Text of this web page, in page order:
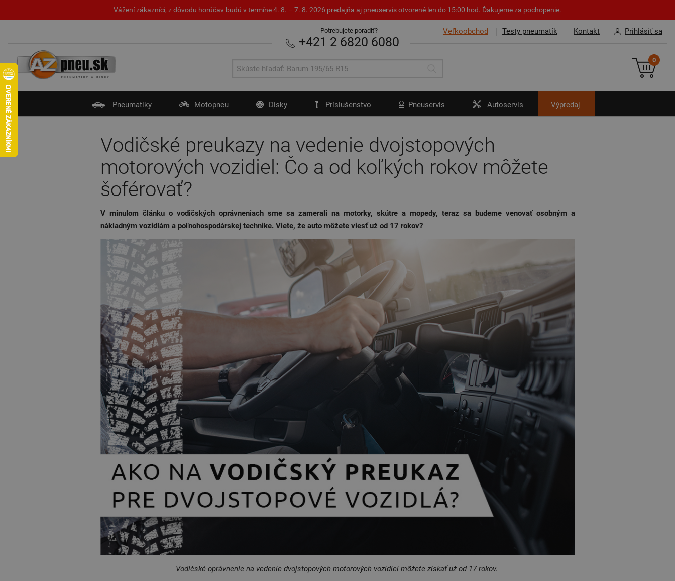
Vážení zákazníci, z dôvodu horúčav budú v termíne 4. 8. – 7. 8. 2026 predajňa aj pneuservis otvorené len do 15:00 hod. Ďakujeme za pochopenie.
Veľkoobchod Testy pneumatík Kontakt Prihlásiť sa
Potrebujete poradiť?
+421 2 6820 6080
0
Pneumatiky Motopneu Disky Príslušenstvo Pneuservis Autoservis Výpredaj
Vodičské preukazy na vedenie dvojstopových
motorových vozidiel: Čo a od koľkých rokov môžete
šoférovať?
V minulom článku o vodičských oprávneniach sme sa zamerali na motorky, skútre a mopedy, teraz sa budeme venovať osobným a
nákladným vozidlám a poľnohospodárskej technike. Viete, že auto môžete viesť už od 17 rokov?
Vodičské oprávnenie na vedenie dvojstopových motorových vozidiel môžete získať už od 17 rokov.